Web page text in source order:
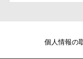
個人情報の